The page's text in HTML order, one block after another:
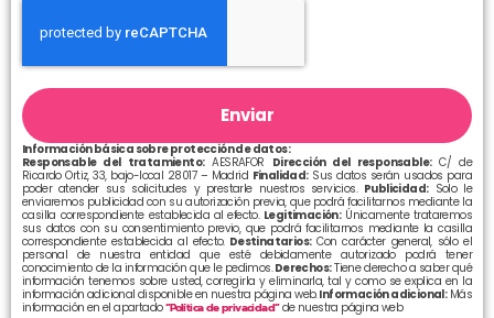
Enviar
Información básica sobre protección de datos:
Responsable del tratamiento:AESRAFOR Dirección del responsable:C/ de
Ricardo Ortiz, 33, bajo-local 28017 – Madrid Finalidad:Sus datos serán usados para
poder atender sus solicitudes y prestarle nuestros servicios. Publicidad:Solo le
enviaremos publicidad con su autorización previa, que podrá facilitarnos mediante la
casilla correspondiente establecida al efecto. Legitimación:Únicamente trataremos
sus datos con su consentimiento previo, que podrá facilitarnos mediante la casilla
correspondiente establecida al efecto.Destinatarios:Con carácter general, sólo el
personal de nuestra entidad que esté debidamente autorizado podrá tener
conocimiento de la información que le pedimos.Derechos:Tiene derecho a saber qué
información tenemos sobre usted, corregirla y eliminarla, tal y como se explica en la
información adicional disponible en nuestra página web.Información adicional:Más
información en el apartado“Política de privacidad”de nuestra página web